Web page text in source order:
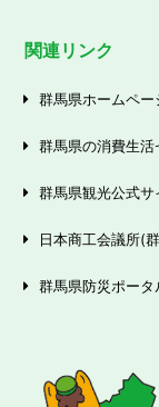
関連リンク
群馬県ホームペー
群馬県の消費生活
群馬県観光公式サ
日本商工会議所(
群馬県防災ポータ